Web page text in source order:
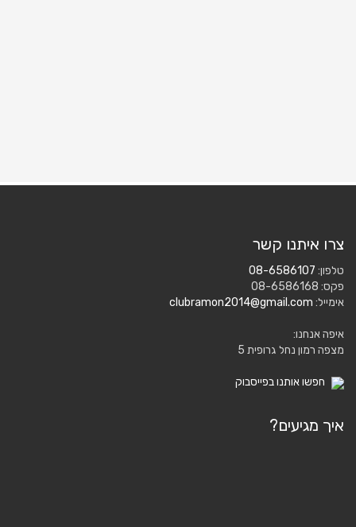
צרו איתנו קשר
טלפון: 08-6586107
פקס: 08-6586168
אימייל: clubramon2014@gmail.com
איפה אנחנו:
מצפה רמון נחל גרופית 5
חפשו אותנו בפייסבוק
איך מגיעים?